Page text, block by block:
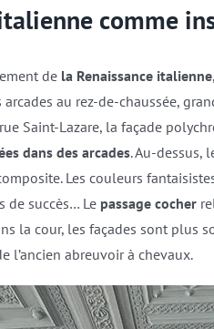
comme
de la Renaissance italienne
au rez-de-chaussée,
Saint-Lazare, la façade
dans des arcades. Au-dessus,
Les couleurs
de succès… Le passage cocher
la cour, les façades sont plus
l’ancien abreuvoir à chevaux.